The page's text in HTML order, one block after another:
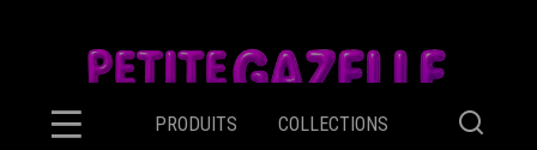
PRODUITS COLLECTIONS